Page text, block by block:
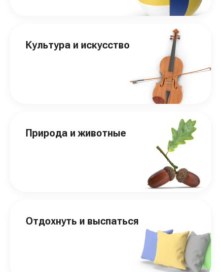
Культура и искусство
Природа и животные
Отдохнуть и выспаться